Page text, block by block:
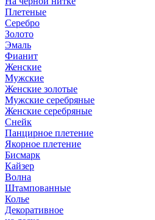
Плетеные
Серебро
Золото
Эмаль
Фианит
Женские
Мужские
Женские золотые
Мужские серебряные
Женские серебряные
Снейк
Панцирное плетение
Якорное плетение
Бисмарк
Кайзер
Волна
Штампованные
Колье
Декоративное